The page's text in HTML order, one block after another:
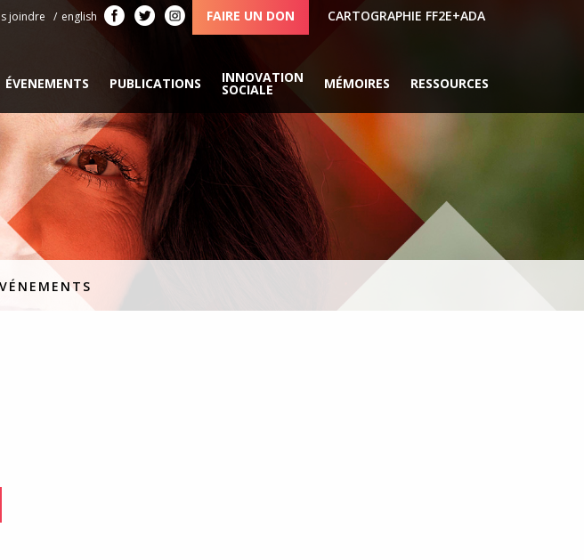
joindre english FAIRE UN DON CARTOGRAPHIE FF2E+ADA
ÉVENEMENTS PUBLICATIONS INNOVATION
SOCIALE MÉMOIRES RESSOURCES